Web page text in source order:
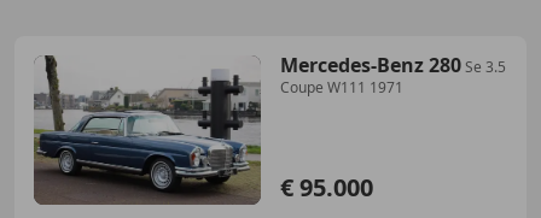
Mercedes-Benz 280Se 3.5
Coupe W111 1971
€ 95.000